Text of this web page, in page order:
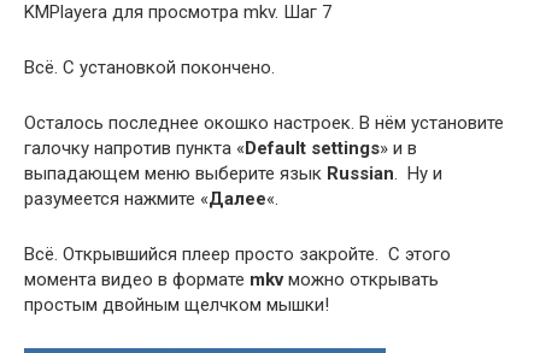
KMPlayerа для просмотра mkv. Шаг 7
Всё. С установкой покончено.
Осталось последнее окошко настроек. В нём установите
галочку напротив пункта «Default settings» и в
выпадающем меню выберите язык Russian. Ну и
разумеется нажмите «Далее«.
Всё. Открывшийся плеер просто закройте. С этого
момента видео в формате mkvможно открывать
простым двойным щелчком мышки!